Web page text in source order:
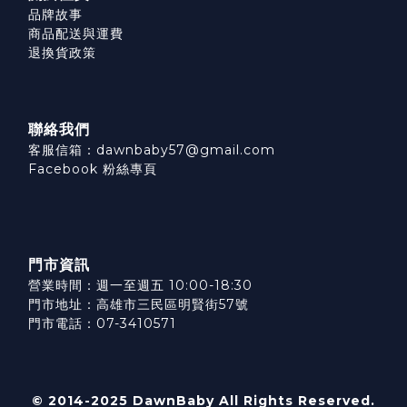
品牌故事
商品配送與運費
退換貨政策
聯絡我們
客服信箱：dawnbaby57@gmail.com
Facebook 粉絲專頁
門市資訊
營業時間：週一至週五 10:00-18:30
門市地址：高雄市三民區明賢街57號
門市電話：07-3410571
© 2014-2025 DawnBaby All Rights Reserved.